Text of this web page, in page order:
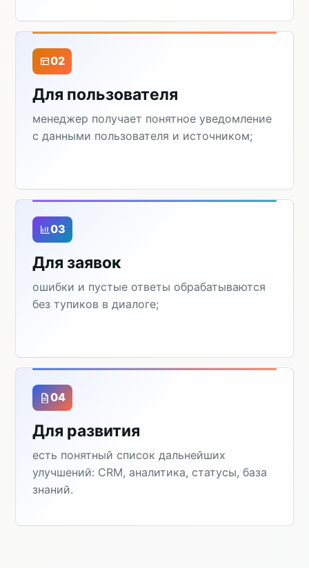
02
Для пользователя
менеджер получает понятное уведомление
с данными пользователя и источником;
03
Для заявок
ошибки и пустые ответы обрабатываются
без тупиков в диалоге;
04
Для развития
есть понятный список дальнейших
улучшений: CRM, аналитика, статусы, база
знаний.